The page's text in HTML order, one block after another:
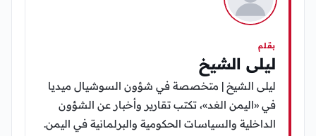
بقلم
ليلى الشيخ
ليلى الشيخ | متخصصة في شؤون السوشيال ميديا
في «اليمن الغد»، تكتب تقارير وأخبار عن الشؤون
الداخلية والسياسات الحكومية والبرلمانية في اليمن.